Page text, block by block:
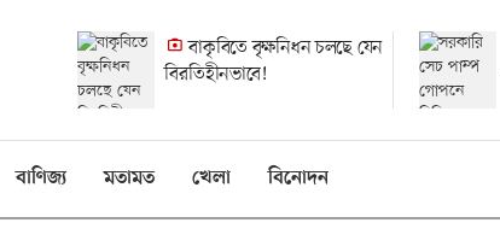
বাকৃবিতে বৃক্ষনিধন চলছে যেন
বিরতিহীনভাবে!
বাণিজ্য মতামত খেলা বিনোদন